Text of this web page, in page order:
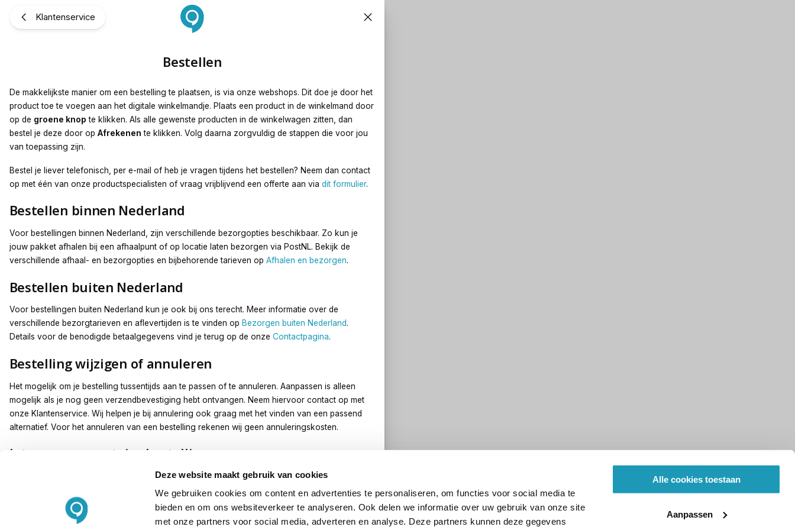
Deze website maakt gebruik van cookies
We gebruiken cookies om content en advertenties te personaliseren, om functies voor social media te
bieden en om ons websiteverkeer te analyseren. Ook delen we informatie over uw gebruik van onze site
met onze partners voor social media, adverteren en analyse. Deze partners kunnen deze gegevens
Alle cookies toestaan
Aanpassen
Klantenservice Bestellen
Bestellen
De makkelijkste manier om een bestelling te plaatsen, is via onze webshops. Dit doe je door het
product toe te voegen aan het digitale winkelmandje. Plaats een product in de winkelmand door
op de groene knop te klikken. Als alle gewenste producten in de winkelwagen zitten, dan
bestel je deze door op Afrekenen te klikken. Volg daarna zorgvuldig de stappen die voor jou
van toepassing zijn.
Bestel je liever telefonisch, per e-mail of heb je vragen tijdens het bestellen? Neem dan contact
op met één van onze productspecialisten of vraag vrijblijvend een offerte aan via dit formulier.
Bestellen binnen Nederland
Voor bestellingen binnen Nederland, zijn verschillende bezorgopties beschikbaar. Zo kun je
jouw pakket afhalen bij een afhaalpunt of op locatie laten bezorgen via PostNL. Bekijk de
verschillende afhaal- en bezorgopties en bijbehorende tarieven op Afhalen en bezorgen.
Bestellen buiten Nederland
Voor bestellingen buiten Nederland kun je ook bij ons terecht. Meer informatie over de
verschillende bezorgtarieven en aflevertijden is te vinden op Bezorgen buiten Nederland.
Details voor de benodigde betaalgegevens vind je terug op de onze Contactpagina.
Bestelling wijzigen of annuleren
Het mogelijk om je bestelling tussentijds aan te passen of te annuleren. Aanpassen is alleen
mogelijk als je nog geen verzendbevestiging hebt ontvangen. Neem hiervoor contact op met
onze Klantenservice. Wij helpen je bij annulering ook graag met het vinden van een passend
alternatief. Voor het annuleren van een bestelling rekenen wij geen annuleringskosten.
Intracommunautaire bestellingen
Als je beschikt over een btw-nummer, kan je deze invullen tijdens het bestelproces. Vervolgens
reken je de bestelling af zonder btw. Wij verwerken de bestelling nadat het btw-nummer door
ons gevalideerd is.